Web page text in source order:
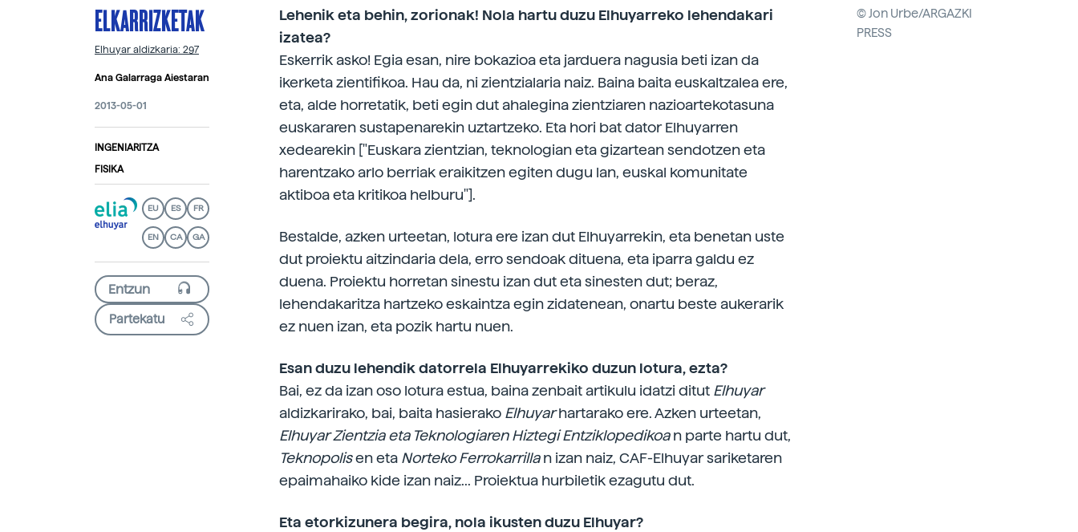
ELKARRIZKETAK
Elhuyar aldizkaria: 297
Ana Galarraga Aiestaran
2013-05-01
INGENIARITZA
FISIKA
EU ES FR
EN CA GA
Partekatu
Lehenik eta behin, zorionak! Nola hartu duzu Elhuyarreko lehendakari
izatea?
Eskerrik asko! Egia esan, nire bokazioa eta jarduera nagusia beti izan da
ikerketa zientifikoa. Hau da, ni zientzialaria naiz. Baina baita euskaltzalea ere,
eta, alde horretatik, beti egin dut ahalegina zientziaren nazioartekotasuna
euskararen sustapenarekin uztartzeko. Eta hori bat dator Elhuyarren
xedearekin ["Euskara zientzian, teknologian eta gizartean sendotzen eta
harentzako arlo berriak eraikitzen egiten dugu lan, euskal komunitate
aktiboa eta kritikoa helburu"].
Bestalde, azken urteetan, lotura ere izan dut Elhuyarrekin, eta benetan uste
dut proiektu aitzindaria dela, erro sendoak dituena, eta iparra galdu ez
duena. Proiektu horretan sinestu izan dut eta sinesten dut; beraz,
lehendakaritza hartzeko eskaintza egin zidatenean, onartu beste aukerarik
ez nuen izan, eta pozik hartu nuen.
Esan duzu lehendik datorrela Elhuyarrekiko duzun lotura, ezta?
Bai, ez da izan oso lotura estua, baina zenbait artikulu idatzi ditut Elhuyar
aldizkarirako, bai, baita hasierako Elhuyarhartarako ere. Azken urteetan,
Elhuyar Zientzia eta Teknologiaren Hiztegi Entziklopedikoan parte hartu dut,
Teknopolisen eta Norteko Ferrokarrillan izan naiz, CAF-Elhuyar sariketaren
epaimahaiko kide izan naiz... Proiektua hurbiletik ezagutu dut.
Eta etorkizunera begira, nola ikusten duzu Elhuyar?
© Jon Urbe/ARGAZKI
PRESS